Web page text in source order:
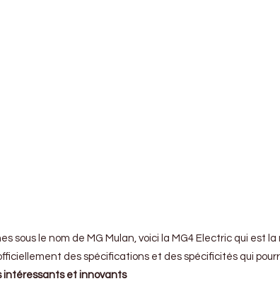
sous le nom de MG Mulan, voici la MG4 Electric qui est
des spécifications et des spécificités qui
intéressants et innovants